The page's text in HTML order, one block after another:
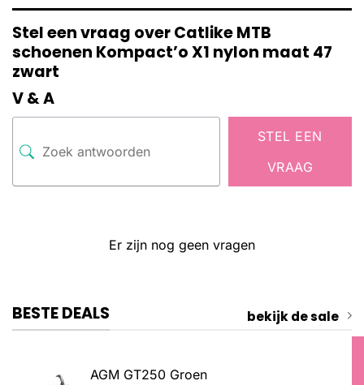
Stel een vraag over Catlike MTB
schoenen Kompact’o X1 nylon maat 47
zwart
V & A
STEL EEN
VRAAG
Er zijn nog geen vragen
BESTE DEALS bekijk de sale
AGM GT250 Groen